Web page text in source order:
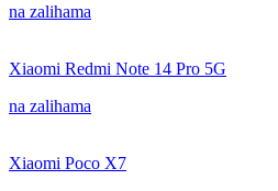
na zalihama
Xiaomi Redmi Note 14 Pro 5G
na zalihama
Xiaomi Poco X7